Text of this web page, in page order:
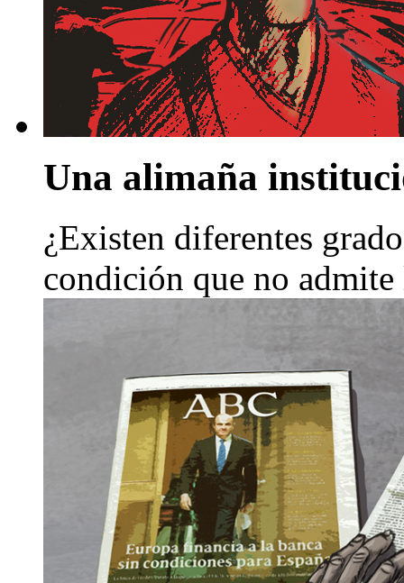
Una alimaña
¿Existen diferentes
condición que no